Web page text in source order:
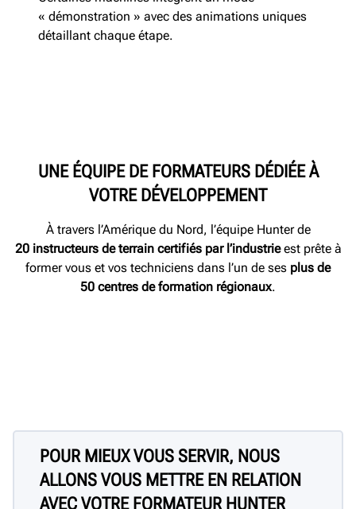
« démonstration » avec des animations uniques
détaillant chaque étape.
UNE ÉQUIPE DE FORMATEURS DÉDIÉE À
VOTRE DÉVELOPPEMENT
À travers l’Amérique du Nord, l’équipe Hunter de
20 instructeurs de terrain certifiés par l’industrieest prête à
former vous et vos techniciens dans l’un de ses plus de
50 centres de formation régionaux.
POUR MIEUX VOUS SERVIR, NOUS
ALLONS VOUS METTRE EN RELATION
AVEC VOTRE FORMATEUR HUNTER